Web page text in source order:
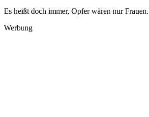
Es heißt doch immer, Opfer wären nur Frauen.
Werbung